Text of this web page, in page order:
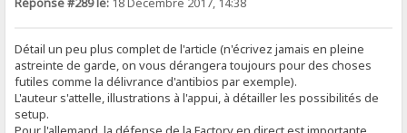
Détail un peu plus complet de l'article (n'écrivez jamais en pleine
astreinte de garde, on vous dérangera toujours pour des choses
futiles comme la délivrance d'antibios par exemple).
L'auteur s'attelle, illustrations à l'appui, à détailler les possibilités de
setup.